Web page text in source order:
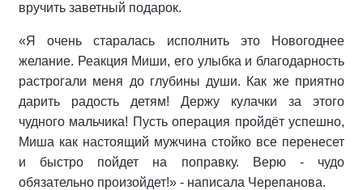
вручить заветный подарок.
«Я очень старалась исполнить это Новогоднее
желание. Реакция Миши, его улыбка и благодарность
растрогали меня до глубины души. Как же приятно
дарить радость детям! Держу кулачки за этого
чудного мальчика! Пусть операция пройдёт успешно,
Миша как настоящий мужчина стойко все перенесет
и быстро пойдет на поправку. Верю - чудо
обязательно произойдет!» - написала Черепанова.